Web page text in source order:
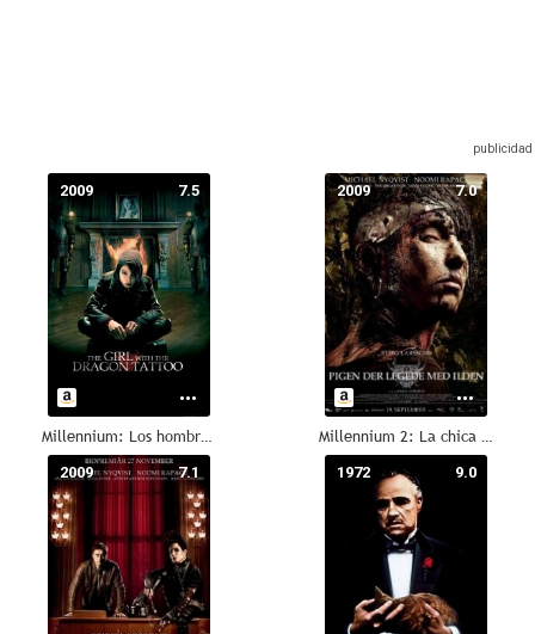
7.5
2009
Millennium: Los hombres que no amaban a las mujeres
7.0
2009
Millennium 2: La chica que soñaba con una cerilla y un bidón de gasolina
7.1
2009 9.0
1972